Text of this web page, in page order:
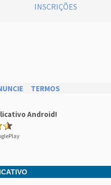
INSCRIÇÕES
TERMOS
Android!